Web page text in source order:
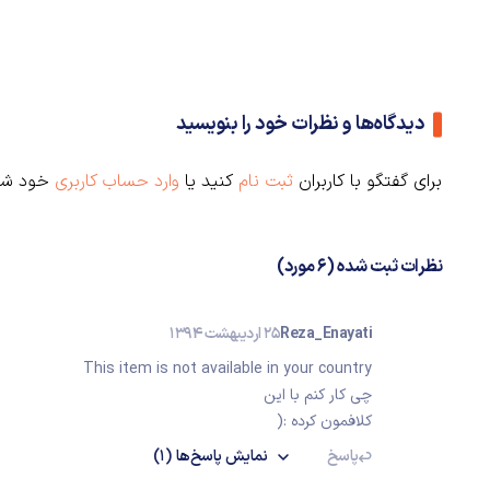
دیدگاه‌ها و نظرات خود را بنویسید
برای گفتگو با کاربران ثبت نام کنید یا وارد حساب کاربری خود
نظرات ثبت شده (6 مورد)
Reza_Enayati25 اردیبهشت 1394
This item is not available in your country
چی کار کنم با این
کلافمون کرده :(
پاسخ
نمایشپاسخ‌ها(1)